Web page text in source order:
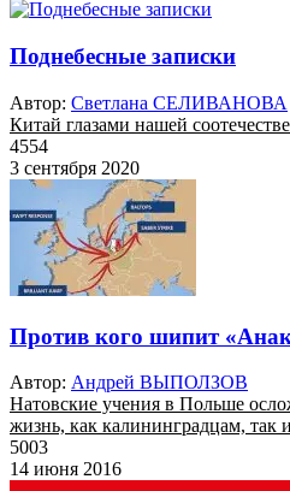
Поднебесные записки
Автор: Светлана СЕЛИВАНОВА
Китай глазами нашей
4554
3 сентября 2020
Против кого шипит
Автор: Андрей ВЫПОЛЗОВ
Натовские учения в Польше
жизнь, как калининградцам, так
5003
14 июня 2016